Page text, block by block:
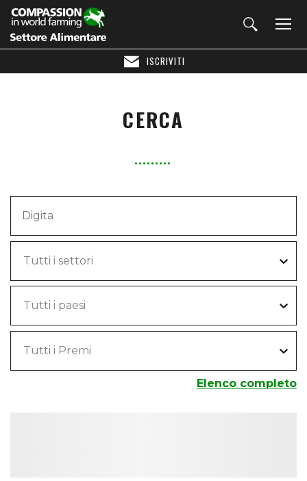
ISCRIVITI
CERCA
Tutti i settori
Tutti i paesi
Tutti i Premi
Elenco completo